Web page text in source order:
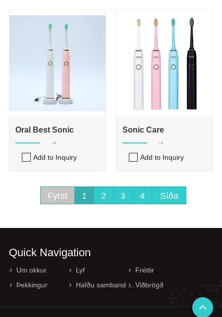
Oral Best Sonic
Tannbursti
Add to Inquiry
Sonic Care
Tannbursti
Add to Inquiry
Fyrst 1 2 3 4 Síða
Quick Navigation
Um okkur. Lyf
Fréttir
Þekkingur
Hafðu samband við okkur. Viðbrögð